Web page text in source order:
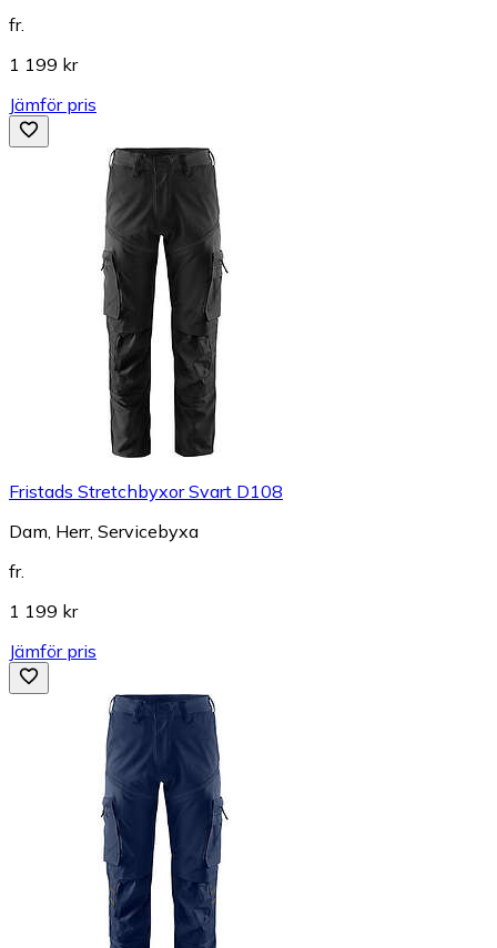
fr.
1 199 kr
Jämför pris
Fristads Stretchbyxor Svart D108
Dam, Herr, Servicebyxa
fr.
1 199 kr
Jämför pris